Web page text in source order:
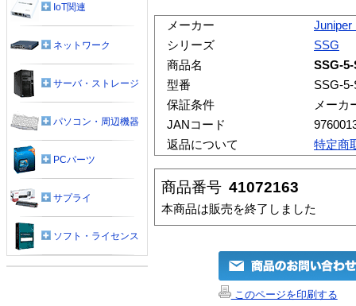
メーカー
Juniper
シリーズ
SSG
商品名
SSG-
型番
SSG-5-
保証条件
メーカ
JANコード
返品について
特定商
商品番号 41072163
本商品は販売を終了しました
このページを印刷する
IoT関連
ネットワーク
サーバ・ストレージ
パソコン・周辺機器
PCパーツ
サプライ
ソフト・ライセンス